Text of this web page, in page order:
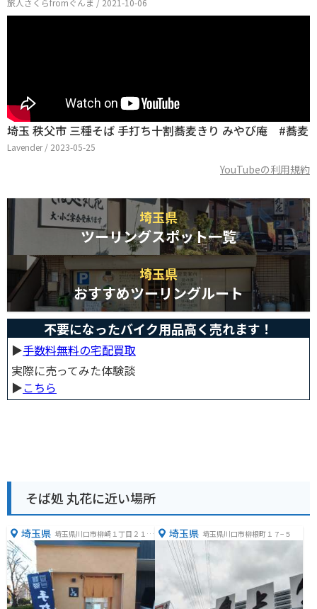
旅人さくらfromぐんま / 2021-10-06
埼玉 秩父市 三種そば 手打ち十割蕎麦きり みやび庵 #蕎麦
Lavender / 2023-05-25
YouTubeの利用規約
埼玉県
ツーリングスポット一覧
埼玉県
おすすめツーリングルート
不要になったバイク用品高く売れます！
▶︎手数料無料の宅配買取
実際に売ってみた体験談
▶︎こちら
そば処 丸花に近い場所
埼玉県 埼玉県川口市柳崎１丁目２１
−１９
埼玉県 埼玉県川口市柳根町１７−５